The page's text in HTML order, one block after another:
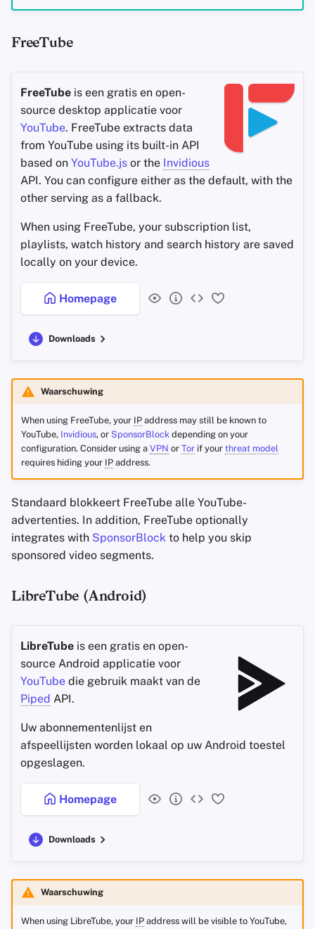
FreeTube
FreeTube is een gratis en open-
source desktop applicatie voor
YouTube. FreeTube extracts data
from YouTube using its built-in API
based on YouTube.js or the Invidious
API. You can configure either as the default, with the
other serving as a fallback.
When using FreeTube, your subscription list,
playlists, watch history and search history are saved
locally on your device.
Homepage
Downloads
Waarschuwing
When using FreeTube, your IPaddress may still be known to
YouTube, Invidious, or SponsorBlockdepending on your
configuration. Consider using a VPN or Torif your threat model
requires hiding your IPaddress.
Standaard blokkeert FreeTube alle YouTube-
advertenties. In addition, FreeTube optionally
integrates with SponsorBlock to help you skip
sponsored video segments.
LibreTube (Android)
LibreTube is een gratis en open-
source Android applicatie voor
YouTube die gebruik maakt van de
Piped API.
Uw abonnementenlijst en
afspeellijsten worden lokaal op uw Android toestel
opgeslagen.
Homepage
Downloads
Waarschuwing
When using LibreTube, your IPaddress will be visible to YouTube,